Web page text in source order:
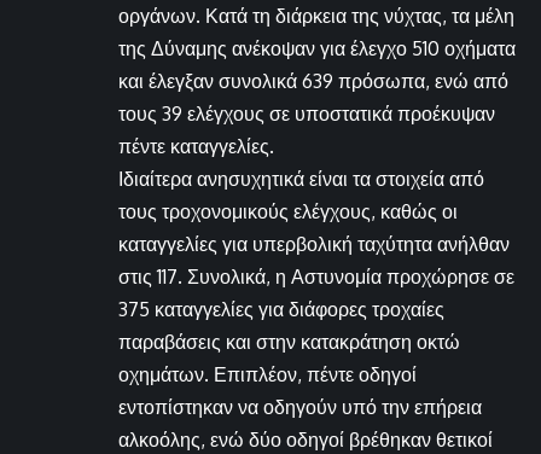
οργάνων. Κατά τη διάρκεια της νύχτας, τα μέλη
της Δύναμης ανέκοψαν για έλεγχο 510 οχήματα
και έλεγξαν συνολικά 639 πρόσωπα, ενώ από
τους 39 ελέγχους σε υποστατικά προέκυψαν
πέντε καταγγελίες.
Ιδιαίτερα ανησυχητικά είναι τα στοιχεία από
τους τροχονομικούς ελέγχους, καθώς οι
καταγγελίες για υπερβολική ταχύτητα ανήλθαν
στις 117. Συνολικά, η Αστυνομία προχώρησε σε
375 καταγγελίες για διάφορες τροχαίες
παραβάσεις και στην κατακράτηση οκτώ
οχημάτων. Επιπλέον, πέντε οδηγοί
εντοπίστηκαν να οδηγούν υπό την επήρεια
αλκοόλης, ενώ δύο οδηγοί βρέθηκαν θετικοί